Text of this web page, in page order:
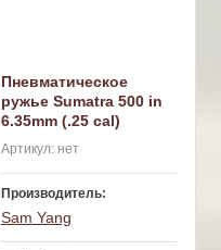
Пневматическое
ружье Sumatra 500 in
6.35mm (.25 cal)
Артикул:нет
Производитель:
Sam Yang